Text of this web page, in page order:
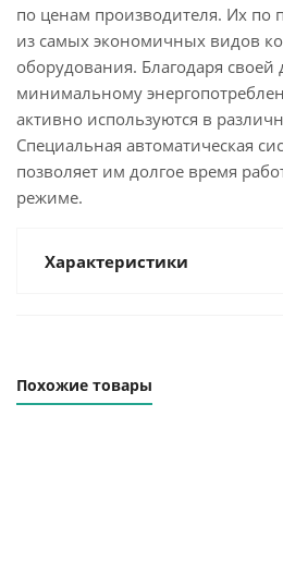
по ценам производителя. Их по
из самых экономичных видов
оборудования. Благодаря своей
минимальному
активно используются в
Специальная автоматическая
позволяет им долгое время
режиме.
Характеристики
Похожие товары